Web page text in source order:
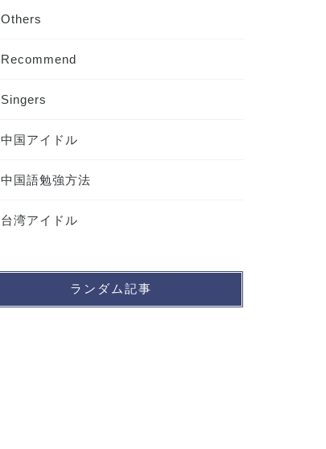
Others
Recommend
Singers
中国アイドル
中国語勉強方法
台湾アイドル
ランダム記事